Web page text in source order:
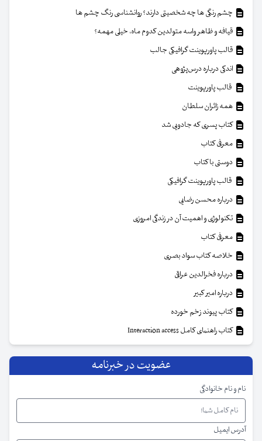
چشم رنگی ها چه شخصیتی دارند؟ روانشناسی رنگ چشم ها
قیافه و ظاهر واسه متولدین کدوم ماه، خیلی مهمه؟
قالب پاورپوینت گرافیکی جالب
اندکی درباره درس‌پژوهی
قالب پاورپوینت
همه زائران سلطان
کتاب پسری که جادویی شد
معرفی کتاب
دوستی با کتاب
قالب پاورپوینت گرافیکی
درباره محسن رضایی
تکنولوژی و اهمیت آن در زندگی امروزی
معرفی کتاب
خلاصه کتاب سواد بصری
درباره فخرالدین عراقی
درباره امیر کبیر
کتاب پیوند زخم خورده
کتاب راهنمای کامل Interaction access
عضویت در خبرنامه
نام و نام خانوادگی
آدرس ایمیل